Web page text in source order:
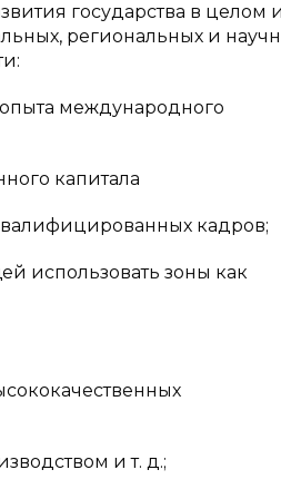
государства в целом
региональных и
международного
капитала
кадров;
зоны как
и т. д.;